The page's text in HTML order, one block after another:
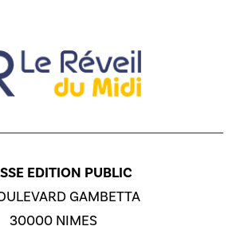
EDITION PUBLIC
GAMBETTA
30000 NIMES